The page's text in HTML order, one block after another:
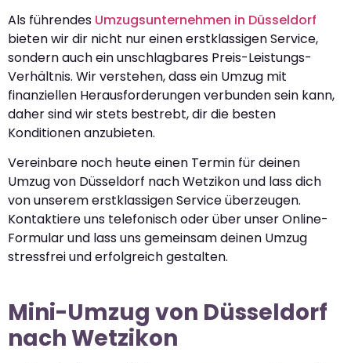
Als führendes Umzugsunternehmen in Düsseldorf
bieten wir dir nicht nur einen erstklassigen Service,
sondern auch ein unschlagbares Preis-Leistungs-
Verhältnis. Wir verstehen, dass ein Umzug mit
finanziellen Herausforderungen verbunden sein kann,
daher sind wir stets bestrebt, dir die besten
Konditionen anzubieten.
Vereinbare noch heute einen Termin für deinen
Umzug von Düsseldorf nach Wetzikon und lass dich
von unserem erstklassigen Service überzeugen.
Kontaktiere uns telefonisch oder über unser Online-
Formular und lass uns gemeinsam deinen Umzug
stressfrei und erfolgreich gestalten.
Mini-Umzug von Düsseldorf
nach Wetzikon